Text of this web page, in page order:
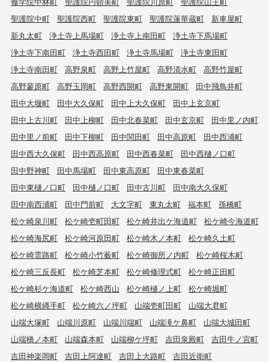
聖護院中町
聖護院西町 聖護院東町 聖護院蓮華蔵町
新車屋町
新丸太町
浄土寺上馬場町 浄土寺上南田町
浄土寺下馬場町
浄土寺下南田町
浄土寺西田町 浄土寺馬場町
浄土寺東田町
浄土寺南田町
高野泉町 高野上竹屋町 高野清水町
高野竹屋町
高野蓼原町
高野玉岡町 高野西開町 高野東開町
田中飛鳥井町
田中大堰町
田中大久保町 田中上大久保町
田中上玄京町
田中上古川町
田中上柳町 田中北春菜町 田中玄京町
田中里ノ内町
田中里ノ前町
田中下柳町 田中関田町 田中高原町
田中西浦町
田中西大久保町
田中西高原町 田中西春菜町
田中西樋ノ口町
田中野神町
田中馬場町 田中東高原町
田中東春菜町
田中東樋ノ口町
田中樋ノ口町 田中古川町
田中南大久保町
田中南西浦町
田中門前町 大文字町 東丸太町 福本町
孫橋町
松ケ崎泉川町
松ケ崎壱町田町 松ケ崎井出ケ海道町
松ケ崎今海道町
松ケ崎海尻町
松ケ崎河原田町 松ケ崎木ノ本町
松ケ崎久土町
松ケ崎雲路町
松ケ崎小竹薮町 松ケ崎御所ノ内町
松ケ崎桜木町
松ケ崎三反長町
松ケ崎芝本町 松ケ崎修理式町
松ケ崎正田町
松ケ崎杉ケ海道町
松ケ崎西山 松ケ崎樋ノ上町
松ケ崎堀町
松ケ崎横縄手町
松ケ崎六ノ坪町 山端壱町田町
山端大君町
山端大塚町
山端川原町 山端川端町 山端滝ケ鼻町
山端大城田町
山端橋ノ本町
山端森本町 山端柳ケ坪町 吉田泉殿町
吉田牛ノ宮町
吉田神楽岡町
吉田上阿達町 吉田上大路町
吉田近衛町